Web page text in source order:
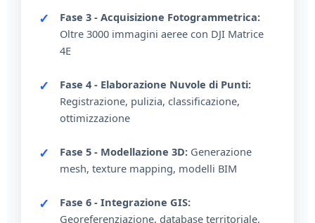
Fase 3 - Acquisizione Fotogrammetrica:
Oltre 3000 immagini aeree con DJI Matrice
4E
Fase 4 - Elaborazione Nuvole di Punti:
Registrazione, pulizia, classificazione,
ottimizzazione
Fase 5 - Modellazione 3D: Generazione
mesh, texture mapping, modelli BIM
Fase 6 - Integrazione GIS:
Georeferenziazione, database territoriale,